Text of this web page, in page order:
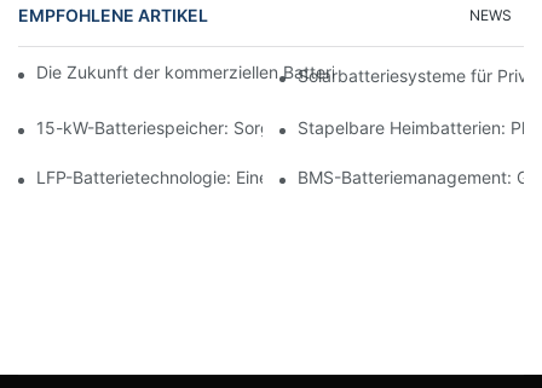
EMPFOHLENE ARTIKEL NEWS
Die Zukunft der kommerziellen Batteriespeicherung: Trends
Solarbatteriesysteme für
15-kW-Batteriespeicher: Sorgen Sie für eine sichere
Stapelbare Heimbatterien:
LFP-Batterietechnologie: Eine nachhaltige Wahl für die
BMS-Batteriemanagement: